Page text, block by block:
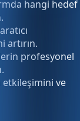
hangi hedef
artırın.
profesyonel
ve